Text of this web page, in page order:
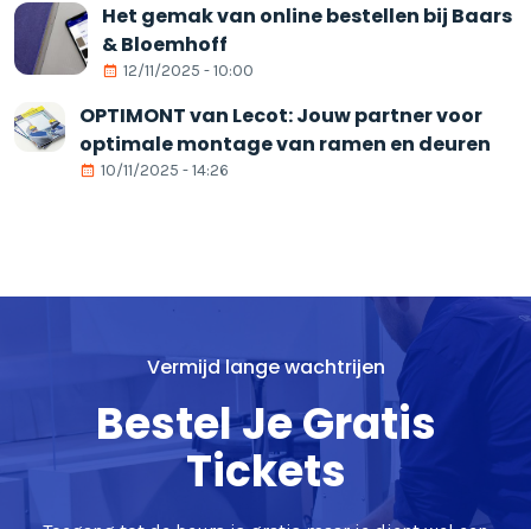
Het gemak van online bestellen bij Baars
& Bloemhoff
12/11/2025 - 10:00
OPTIMONT van Lecot: Jouw partner voor
optimale montage van ramen en deuren
10/11/2025 - 14:26
Vermijd lange wachtrijen
Bestel Je Gratis
Tickets